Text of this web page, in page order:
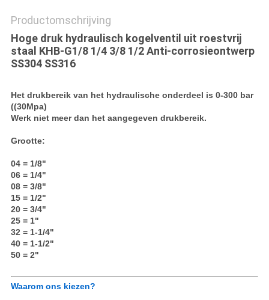
Productomschrijving
Hoge druk hydraulisch kogelventil uit roestvrij
staal KHB-G1/8 1/4 3/8 1/2 Anti-corrosieontwerp
SS304 SS316
Het drukbereik van het hydraulische onderdeel is 0-300 bar
((30Mpa)
Werk niet meer dan het aangegeven drukbereik.
Grootte:
04 = 1/8"
06 = 1/4"
08 = 3/8"
15 = 1/2"
20 = 3/4"
25 = 1"
32 = 1-1/4"
40 = 1-1/2"
50 = 2"
Waarom ons kiezen?